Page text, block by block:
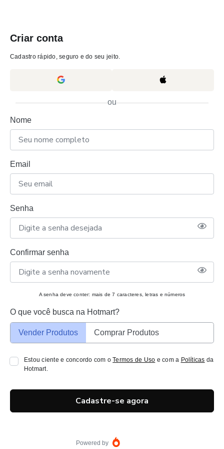
Criar conta
Cadastro rápido, seguro e do seu jeito.
ou
Nome
Email
Senha
Confirmar senha
A senha deve conter: mais de 7 caracteres, letras e números
O que você busca na Hotmart?
Vender Produtos Comprar Produtos
Estou ciente e concordo com oTermos de Uso e com a Políticas da
Hotmart.
Cadastre-se agora
Powered by